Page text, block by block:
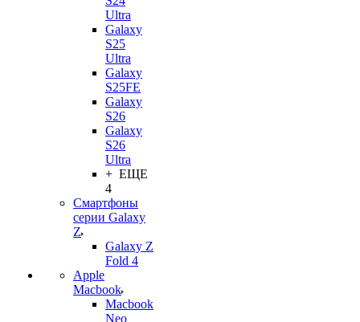
Ultra
Galaxy
S25
Ultra
Galaxy
S25FE
Galaxy
S26
Galaxy
S26
Ultra
+ ЕЩЕ
4
Смартфоны
серии Galaxy
Z
Galaxy Z
Fold 4
Apple
Macbook
Macbook
Neo